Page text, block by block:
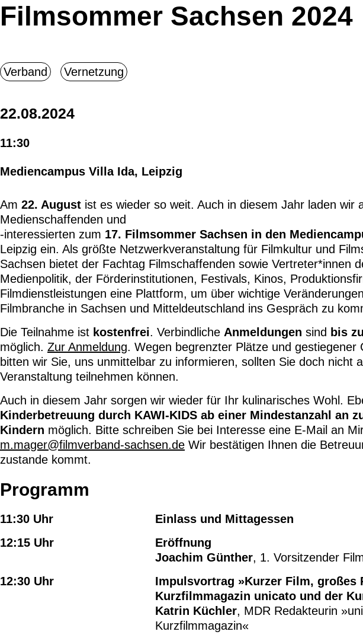
Filmsommer Sachsen 2024
22.08.2024
11:30
Mediencampus Villa Ida, Leipzig
Am 22. August ist es wieder so weit. Auch in diesem Jahr laden wir
Medienschaffenden und
-interessierten zum 17. Filmsommer Sachsen in den
Leipzig ein. Als größte Netzwerkveranstaltung für Filmkultur und
Sachsen bietet der Fachtag Filmschaffenden sowie Vertreter*innen
Medienpolitik, der Förderinstitutionen, Festivals, Kinos,
Filmdienstleistungen eine Plattform, um über wichtige
Filmbranche in Sachsen und Mitteldeutschland ins Gespräch zu
Die Teilnahme ist kostenfrei. Verbindliche Anmeldungen sind bis
möglich. Zur Anmeldung. Wegen begrenzter Plätze und gestiegener
bitten wir Sie, uns unmittelbar zu informieren, sollten Sie doch nicht
Veranstaltung teilnehmen können.
Auch in diesem Jahr sorgen wir wieder für Ihr kulinarisches Wohl.
Kinderbetreuung durch KAWI-KIDS ab einer Mindestanzahl an
Kindern möglich. Bitte schreiben Sie bei Interesse eine E-Mail an
m.mager@filmverband-sachsen.de Wir bestätigen Ihnen die
zustande kommt.
Programm
11:30 Uhr
Einlass und Mittagessen
12:15 Uhr
Eröffnung
Joachim Günther, 1. Vorsitzender
12:30 Uhr
Impulsvortrag »Kurzer Film, großes
Kurzfilmmagazin unicato und der
Katrin Küchler, MDR Redakteurin
Kurzfilmmagazin«